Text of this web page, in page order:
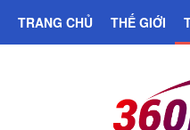
TRANG CHỦ THẾ GIỚI